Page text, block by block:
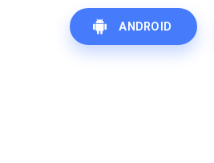
ANDROID